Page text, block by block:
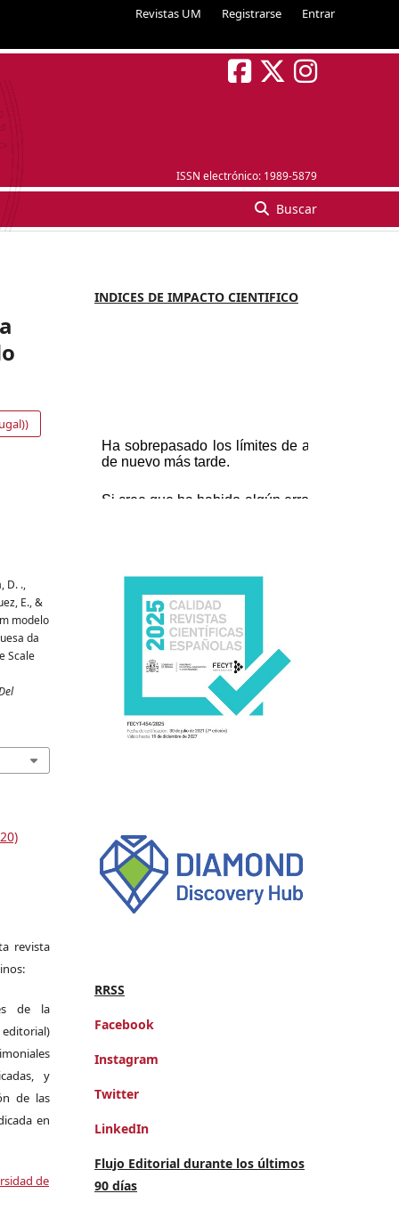
Revistas UM Registrarse Entrar
ISSN electrónico: 1989-5879
Buscar
D. .,
E., &
modelo
da
Scale
revista
de la
y
de las
en
de
INDICES DE IMPACTO CIENTIFICO
RRSS
Facebook
Instagram
Twitter
LinkedIn
Flujo Editorial durante los últimos
90 días